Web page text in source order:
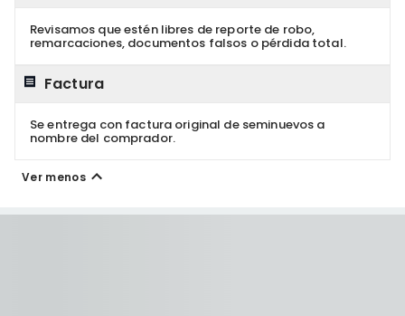
Revisamos que estén libres de reporte de robo,
remarcaciones, documentos falsos o pérdida total.
Factura
Se entrega con factura original de seminuevos a
nombre del comprador.
Ver menos